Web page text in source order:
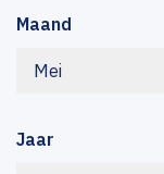
Maand
Mei
Jaar